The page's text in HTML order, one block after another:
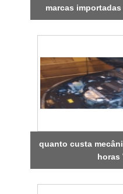
marcas
quanto custa
horas